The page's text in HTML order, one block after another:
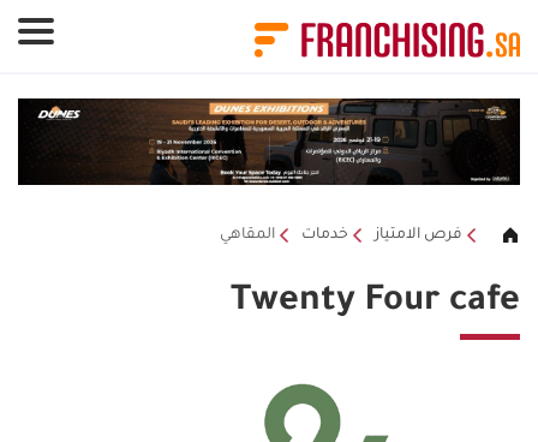
فرص الامتياز خدمات المقاهي
Twenty Four cafe
لوحة إدارة ملفات تعريف الارتباط